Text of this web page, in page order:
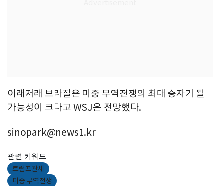
이래저래 브라질은 미중 무역전쟁의 최대 승자가 될
가능성이 크다고 WSJ은 전망했다.
sinopark@news1.kr
관련 키워드
트럼프관세
미중 무역전쟁